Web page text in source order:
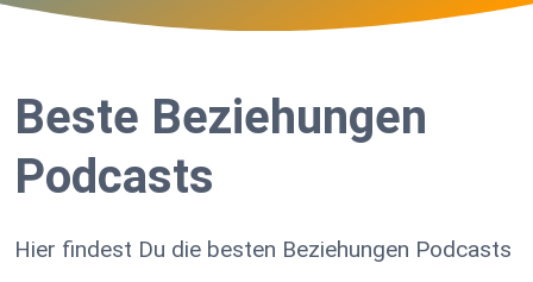
Beste Beziehungen
Podcasts
Hier findest Du die besten Beziehungen Podcasts